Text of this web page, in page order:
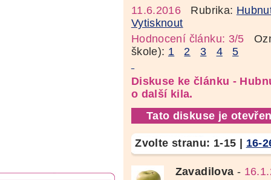
11.6.2016 Rubrika:
Vytisknout
Hodnocení článku: 3/5
škole): 1 2 3 4 5
Diskuse ke článku -
o další kila.
Tato diskuse je
Zvolte stranu: 1-15 16-
Zavadilova -